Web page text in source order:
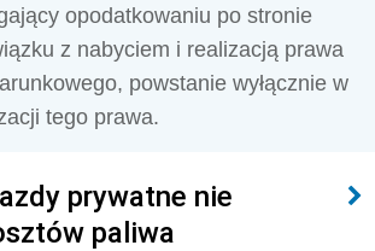
opodatkowaniu po stronie
z nabyciem i realizacją prawa
powstanie wyłącznie w
tego prawa.
prywatne nie
paliwa